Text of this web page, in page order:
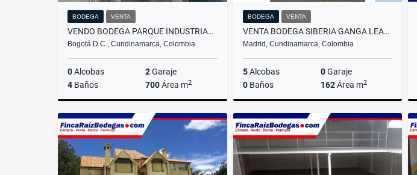
BODEGA VENTA
VENDO BODEGA PARQUE INDUSTRIAL FONTIBON
Bogotá D.C., Cundinamarca, Colombia
0Alcobas 2Garaje
4 Baños 700Área m2
Venta
$2.900.000.000
BODEGA VENTA
VENTA BODEGA SIBERIA GANGA LEASING
Madrid, Cundinamarca, Colombia
5Alcobas 0Garaje
0Baños 162Área m2
Venta
$2.800.000.000